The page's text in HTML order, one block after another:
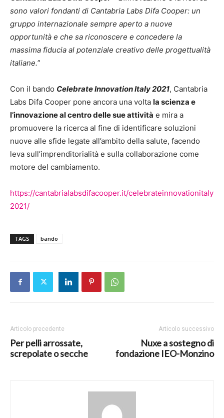
sono valori fondanti di Cantabria Labs Difa Cooper: un
gruppo internazionale sempre aperto a nuove
opportunità e che sa riconoscere e concedere la
massima fiducia al potenziale creativo delle progettualità
italiane.”
Con il bando Celebrate Innovation Italy 2021, Cantabria
Labs Difa Cooper pone ancora una volta la scienza e
l’innovazione al centro delle sue attività e mira a
promuovere la ricerca al fine di identificare soluzioni
nuove alle sfide legate all’ambito della salute, facendo
leva sull’imprenditorialità e sulla collaborazione come
motore del cambiamento.
https://cantabrialabsdifacooper.it/celebrateinnovationitaly
2021/
TAGS bando
Articolo precedente
Per pelli arrossate,
screpolate o secche
Articolo successivo
Nuxe a sostegno di
fondazione IEO-Monzino